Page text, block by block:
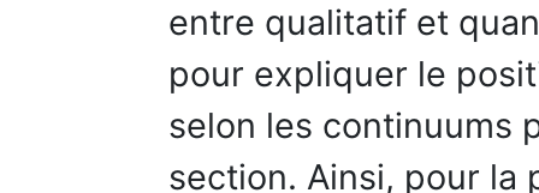
entre qualitatif et
pour expliquer le
selon les continuums
section. Ainsi, pour la